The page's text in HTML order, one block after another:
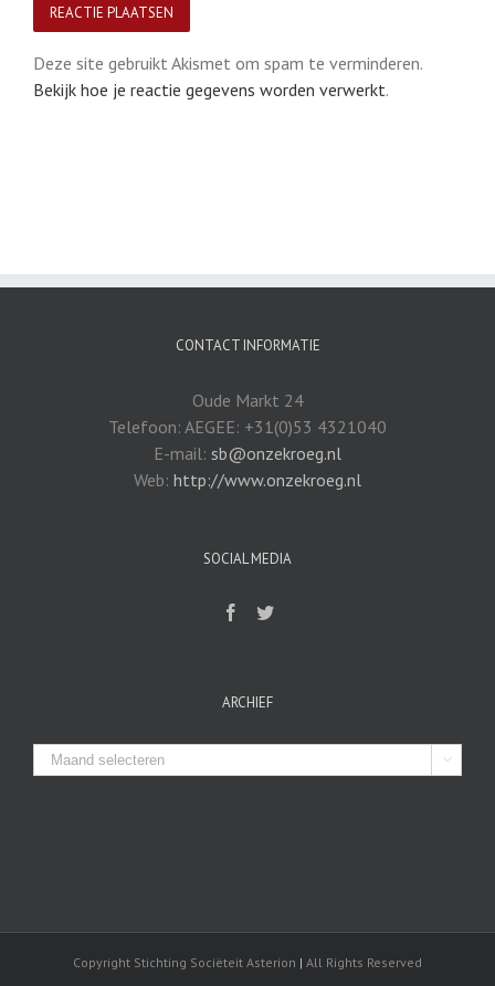
Deze site gebruikt Akismet om spam te verminderen.
Bekijk hoe je reactie gegevens worden verwerkt.
CONTACT INFORMATIE
Oude Markt 24
Telefoon: AEGEE: +31(0)53 4321040
E-mail: sb@onzekroeg.nl
Web: http://www.onzekroeg.nl
SOCIAL MEDIA
ARCHIEF

Copyright Stichting Sociëteit Asterion | All Rights Reserved